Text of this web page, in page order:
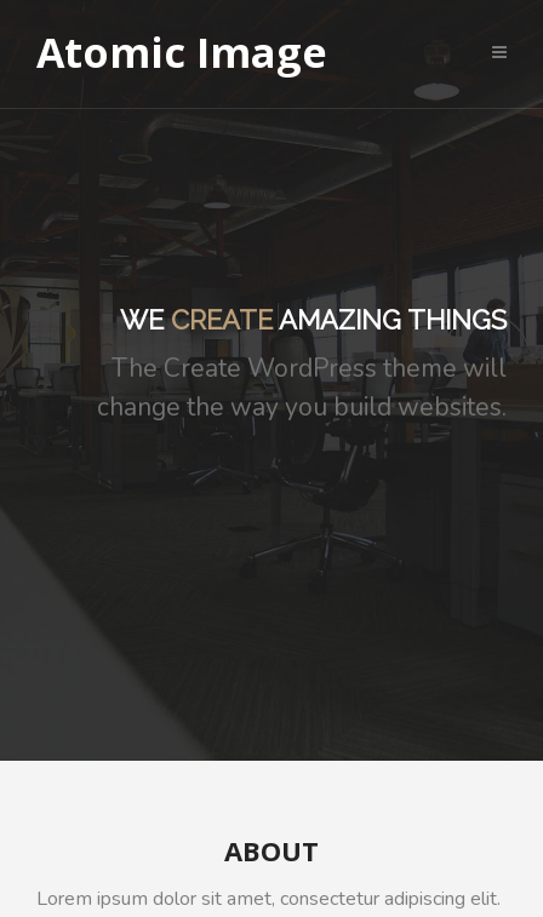
Atomic Image
WECREATEAMAZING THINGS
The Create WordPress theme will
change the way you build websites.
ABOUT
Lorem ipsum dolor sit amet, consectetur adipiscing elit.